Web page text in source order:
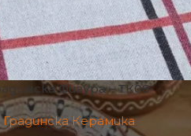
Фигура – ТК08
Градинска Керамика